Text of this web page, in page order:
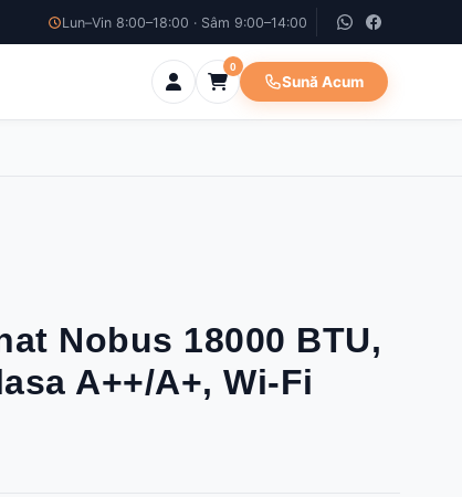
Lun–Vin 8:00–18:00 · Sâm 9:00–14:00
0
Sună Acum
Nobus 18000 BTU,
A++/A+, Wi-Fi